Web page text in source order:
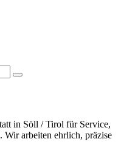
in Söll / Tirol für Service,
Wir arbeiten ehrlich, präzise